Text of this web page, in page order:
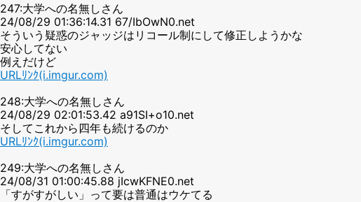
247:大学への名無しさん
24/08/29 01:36:14.31 67/IbOwN0.net
そういう疑惑のジャッジはリコール制にして修正しようかな
安心してない
例えだけど
URLﾘﾝｸ(i.imgur.com)
248:大学への名無しさん
24/08/29 02:01:53.42 a91SI+o10.net
そしてこれから四年も続けるのか
URLﾘﾝｸ(i.imgur.com)
249:大学への名無しさん
24/08/31 01:00:45.88 jIcwKFNE0.net
「すがすがしい」って要は普通はウケてる